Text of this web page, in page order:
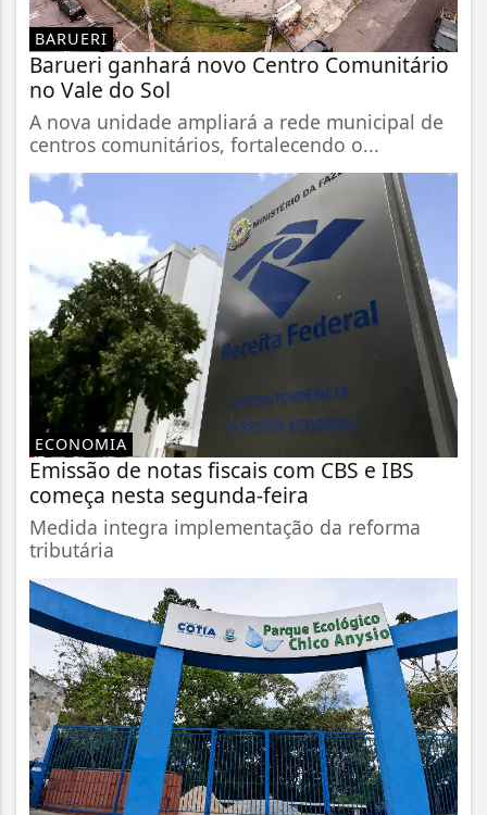
BARUERI
Barueri ganhará novo Centro Comunitário
no Vale do Sol
A nova unidade ampliará a rede municipal de
centros comunitários, fortalecendo o...
ECONOMIA
Emissão de notas fiscais com CBS e IBS
começa nesta segunda-feira
Medida integra implementação da reforma
tributária